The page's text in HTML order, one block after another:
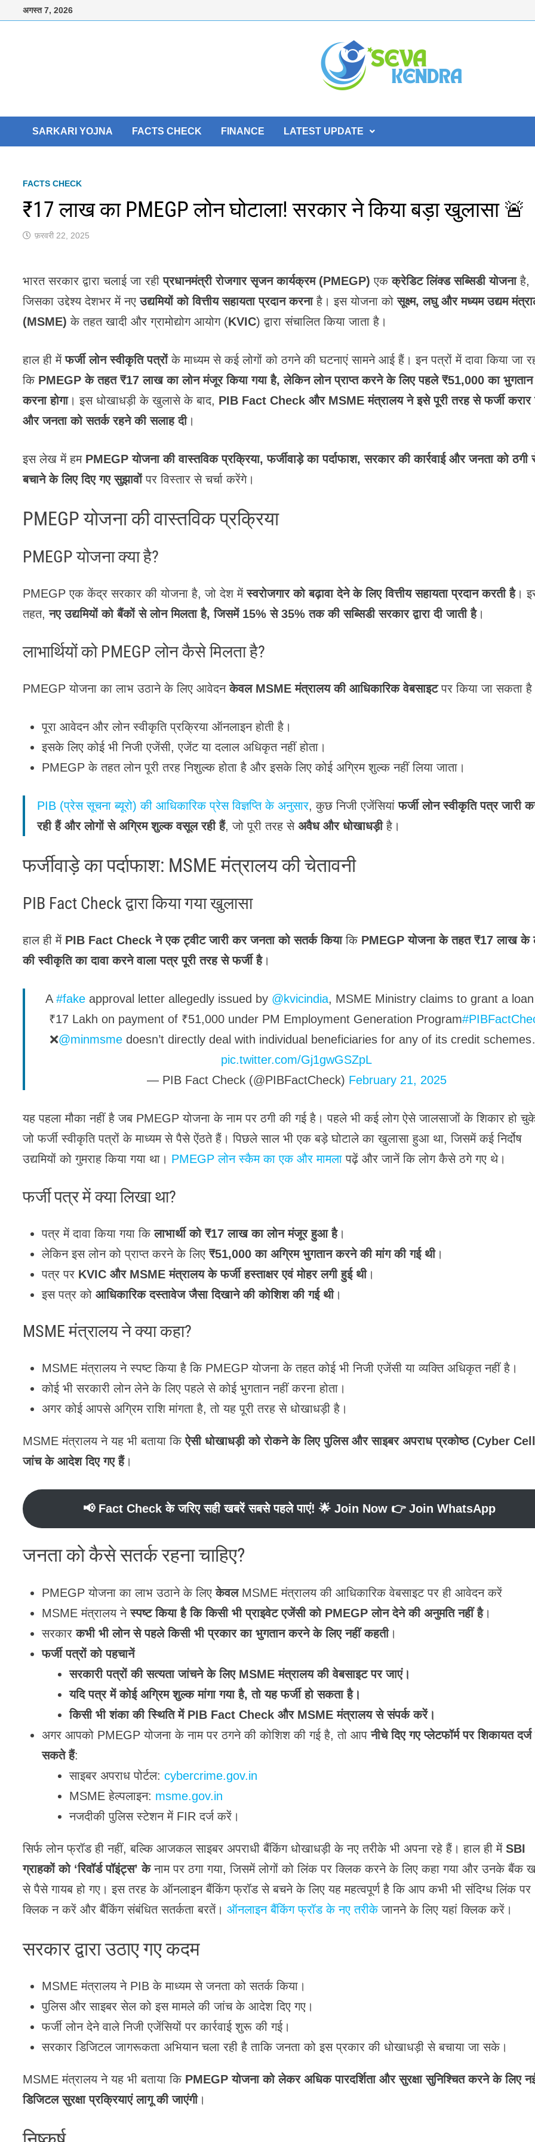
अगस्त 7, 2026
SARKARI YOJNA FACTS CHECK FINANCE LATEST UPDATE
FACTS CHECK
₹17 लाख का PMEGP लोन घोटाला! सरकार ने किया बड़ा खुलासा 🚨
फ़रवरी 22, 2025
भारत सरकार द्वारा चलाई जा रहीप्रधानमंत्री रोजगार सृजन कार्यक्रम (PMEGP) एकक्रेडिट लिंक्ड सब्सिडी योजनाहै,
जिसका उद्देश्य देशभर में नएउद्यमियों को वित्तीय सहायता प्रदान करनाहै। इस योजना कोसूक्ष्म, लघु और मध्यम उद्यम
(MSME) के तहत खादी और ग्रामोद्योग आयोग (KVIC) द्वारा संचालित किया जाता है।
हाल ही मेंफर्जी लोन स्वीकृति पत्रोंके माध्यम से कई लोगों को ठगने की घटनाएं सामने आई हैं। इन पत्रों में दावा किया जा
कि PMEGP के तहत ₹17 लाख का लोन मंजूर किया गया है, लेकिन लोन प्राप्त करने के लिए पहले ₹51,000 का भुगतान
करना होगा। इस धोखाधड़ी के खुलासे के बाद, PIB Fact Check और MSME मंत्रालय ने इसे पूरी तरह से फर्जी करार
और जनता को सतर्क रहने की सलाह दी।
इस लेख में हम PMEGP योजना की वास्तविक प्रक्रिया, फर्जीवाड़े का पर्दाफाश, सरकार की कार्रवाई और जनता को ठगी
बचाने के लिए दिए गए सुझावोंपर विस्तार से चर्चा करेंगे।
PMEGP योजना की वास्तविक प्रक्रिया
PMEGP योजना क्या है?
PMEGP एक केंद्र सरकार की योजना है, जो देश मेंस्वरोजगार को बढ़ावा देने के लिए वित्तीय सहायता प्रदान करती है।
तहत,नए उद्यमियों को बैंकों से लोन मिलता है, जिसमें 15% से 35% तक की सब्सिडी सरकार द्वारा दी जाती है।
लाभार्थियों को PMEGP लोन कैसे मिलता है?
PMEGP योजना का लाभ उठाने के लिए आवेदनकेवल MSME मंत्रालय की आधिकारिक वेबसाइटपर किया जा सकता
पूरा आवेदन और लोन स्वीकृति प्रक्रिया ऑनलाइन होती है।
इसके लिए कोई भी निजी एजेंसी, एजेंट या दलाल अधिकृत नहीं होता।
PMEGP के तहत लोन पूरी तरह निशुल्क होता है और इसके लिए कोई अग्रिम शुल्क नहीं लिया जाता।
PIB (प्रेस सूचना ब्यूरो) की आधिकारिक प्रेस विज्ञप्ति के अनुसार, कुछ निजी एजेंसियांफर्जी लोन स्वीकृति पत्र जारी
रही हैं और लोगों से अग्रिम शुल्क वसूल रही हैं, जो पूरी तरह सेअवैध और धोखाधड़ीहै।
फर्जीवाड़े का पर्दाफाश: MSME मंत्रालय की चेतावनी
PIB Fact Check द्वारा किया गया खुलासा
हाल ही में PIB Fact Check ने एक ट्वीट जारी कर जनता को सतर्क कियाकि PMEGP योजना के तहत ₹17 लाख के
की स्वीकृति का दावा करने वाला पत्र पूरी तरह से फर्जी है।
A#fake approval letter allegedly issued by @kvicindia, MSME Ministry claims to grant a
₹17 Lakh on payment of ₹51,000 under PM Employment Generation Program
❌@minmsme doesn’t directly deal with individual beneficiaries for any of its credit
pic.twitter.com/Gj1gwGSZpL
— PIB Fact Check (@PIBFactCheck) February 21, 2025
यह पहला मौका नहीं है जब PMEGP योजना के नाम पर ठगी की गई है। पहले भी कई लोग ऐसे जालसाजों के शिकार हो
जो फर्जी स्वीकृति पत्रों के माध्यम से पैसे ऐंठते हैं। पिछले साल भी एक बड़े घोटाले का खुलासा हुआ था, जिसमें कई निर्दोष
उद्यमियों को गुमराह किया गया था। PMEGP लोन स्कैम का एक और मामला पढ़ें और जानें कि लोग कैसे ठगे गए थे।
फर्जी पत्र में क्या लिखा था?
पत्र में दावा किया गया किलाभार्थी को ₹17 लाख का लोन मंजूर हुआ है।
लेकिन इस लोन को प्राप्त करने के लिए₹51,000 का अग्रिम भुगतान करने की मांग की गई थी।
पत्र पर KVIC और MSME मंत्रालय के फर्जी हस्ताक्षर एवं मोहर लगी हुई थी।
इस पत्र कोआधिकारिक दस्तावेज जैसा दिखाने की कोशिश की गई थी।
MSME मंत्रालय ने क्या कहा?
MSME मंत्रालय ने स्पष्ट किया है कि PMEGP योजना के तहत कोई भी निजी एजेंसी या व्यक्ति अधिकृत नहीं है ।
कोई भी सरकारी लोन लेने के लिए पहले से कोई भुगतान नहीं करना होता ।
अगर कोई आपसे अग्रिम राशि मांगता है, तो यह पूरी तरह से धोखाधड़ी है ।
MSME मंत्रालय ने यह भी बताया किऐसी धोखाधड़ी को रोकने के लिए पुलिस और साइबर अपराध प्रकोष्ठ (Cyber
जांच के आदेश दिए गए हैं।
📢 Fact Check के जरिए सही खबरें सबसे पहले पाएं! 🌟 Join Now 👉 Join WhatsApp
जनता को कैसे सतर्क रहना चाहिए?
PMEGP योजना का लाभ उठाने के लिएकेवलMSME मंत्रालय की आधिकारिक वेबसाइट पर ही आवेदन करें
MSME मंत्रालय नेस्पष्ट किया है कि किसी भी प्राइवेट एजेंसी को PMEGP लोन देने की अनुमति नहीं है।
सरकारकभी भी लोन से पहले किसी भी प्रकार का भुगतान करने के लिए नहीं कहती।
फर्जी पत्रों को पहचानें
सरकारी पत्रों की सत्यता जांचने के लिए MSME मंत्रालय की वेबसाइट पर जाएं।
यदि पत्र में कोई अग्रिम शुल्क मांगा गया है, तो यह फर्जी हो सकता है।
किसी भी शंका की स्थिति में PIB Fact Check और MSME मंत्रालय से संपर्क करें।
अगर आपको PMEGP योजना के नाम पर ठगने की कोशिश की गई है, तो आपनीचे दिए गए प्लेटफॉर्म पर शिकायत
सकते हैं:
साइबर अपराध पोर्टल:cybercrime.gov.in
MSME हेल्पलाइन: msme.gov.in
नजदीकी पुलिस स्टेशन में FIR दर्ज करें।
सिर्फ लोन फ्रॉड ही नहीं, बल्कि आजकल साइबर अपराधी बैंकिंग धोखाधड़ी के नए तरीके भी अपना रहे हैं। हाल ही मेंSBI
ग्राहकों को ‘रिवॉर्ड पॉइंट्स’ केनाम पर ठगा गया, जिसमें लोगों को लिंक पर क्लिक करने के लिए कहा गया और उनके बैंक
से पैसे गायब हो गए। इस तरह के ऑनलाइन बैंकिंग फ्रॉड से बचने के लिए यह महत्वपूर्ण है कि आप कभी भी संदिग्ध लिंक पर
क्लिक न करें और बैंकिंग संबंधित सतर्कता बरतें।ऑनलाइन बैंकिंग फ्रॉड के नए तरीकेजानने के लिए यहां क्लिक करें।
सरकार द्वारा उठाए गए कदम
MSME मंत्रालय ने PIB के माध्यम से जनता को सतर्क किया ।
पुलिस और साइबर सेल को इस मामले की जांच के आदेश दिए गए ।
फर्जी लोन देने वाले निजी एजेंसियों पर कार्रवाई शुरू की गई।
सरकार डिजिटल जागरूकता अभियान चला रही है ताकि जनता को इस प्रकार की धोखाधड़ी से बचाया जा सके।
MSME मंत्रालय ने यह भी बताया कि PMEGP योजना को लेकर अधिक पारदर्शिता और सुरक्षा सुनिश्चित करने के लिए
डिजिटल सुरक्षा प्रक्रियाएं लागू की जाएंगी।